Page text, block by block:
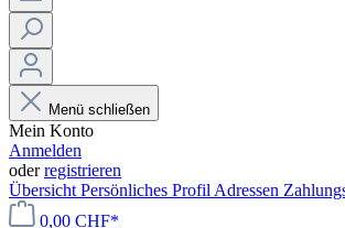
Menü schließen
Mein Konto
Anmelden
oderregistrieren
Übersicht Persönliches Profil Adressen
0,00 CHF*